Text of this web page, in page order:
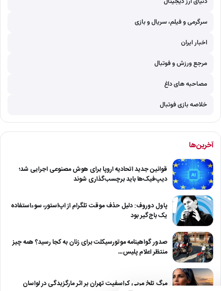
سرگرمی و فیلم، سریال و بازی
اخبار ایران
مرجع ورزش و فوتبال
مصاحبه های داغ
خلاصه بازی فوتبال
آخرین‌ها
قوانین جدید اتحادیه اروپا برای هوش مصنوعی اجرایی شد؛
دیپ‌فیک‌ها باید برچسب‌گذاری شوند
پاول دوروف: دلیل حذف موقت تلگرام از اپ‌استور، سوءاستفاده
یک باج‌گیر بود
صدور گواهینامه موتورسیکلت برای زنان به کجا رسید؟ همه چیز
منتظر اعلام پلیس…
مرگ تلخ مربی کراسفیت تهران بر اثر مارگزیدگی در لواسان